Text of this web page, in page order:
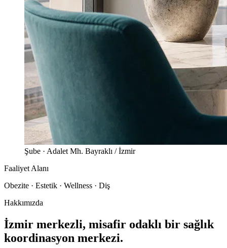
Şube · Adalet Mh. Bayraklı / İzmir
Faaliyet Alanı
Obezite · Estetik · Wellness · Diş
Hakkımızda
İzmir merkezli, misafir odaklı bir sağlık
koordinasyon merkezi.